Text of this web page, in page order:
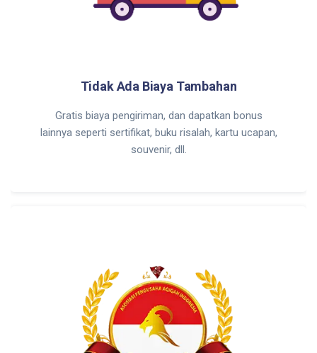
Tidak Ada Biaya Tambahan
Gratis biaya pengiriman, dan dapatkan bonus
lainnya seperti sertifikat, buku risalah, kartu ucapan,
souvenir, dll.